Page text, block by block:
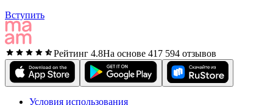
Вступить
Рейтинг 4.8На основе 417 594 отзывов
Условия использования